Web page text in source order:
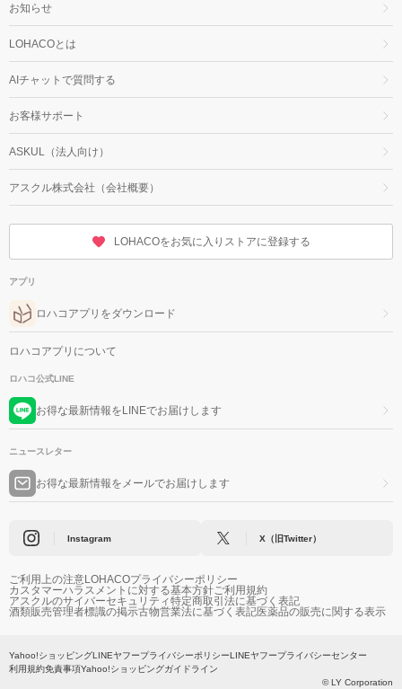
お知らせ
LOHACOとは
AIチャットで質問する
お客様サポート
ASKUL（法人向け）
アスクル株式会社（会社概要）
LOHACOをお気に入りストアに登録する
アプリ
ロハコアプリをダウンロード
ロハコアプリについて
ロハコ公式LINE
お得な最新情報をLINEでお届けします
ニュースレター
お得な最新情報をメールでお届けします
Instagram X（旧Twitter）
ご利用上の注意LOHACOプライバシーポリシー
カスタマーハラスメントに対する基本方針ご利用規約
アスクルのサイバーセキュリティ特定商取引法に基づく表記
酒類販売管理者標識の掲示古物営業法に基づく表記医薬品の販売に関する表示
Yahoo!ショッピングLINEヤフープライバシーポリシーLINEヤフープライバシーセンター
利用規約免責事項Yahoo!ショッピングガイドライン
© LY Corporation